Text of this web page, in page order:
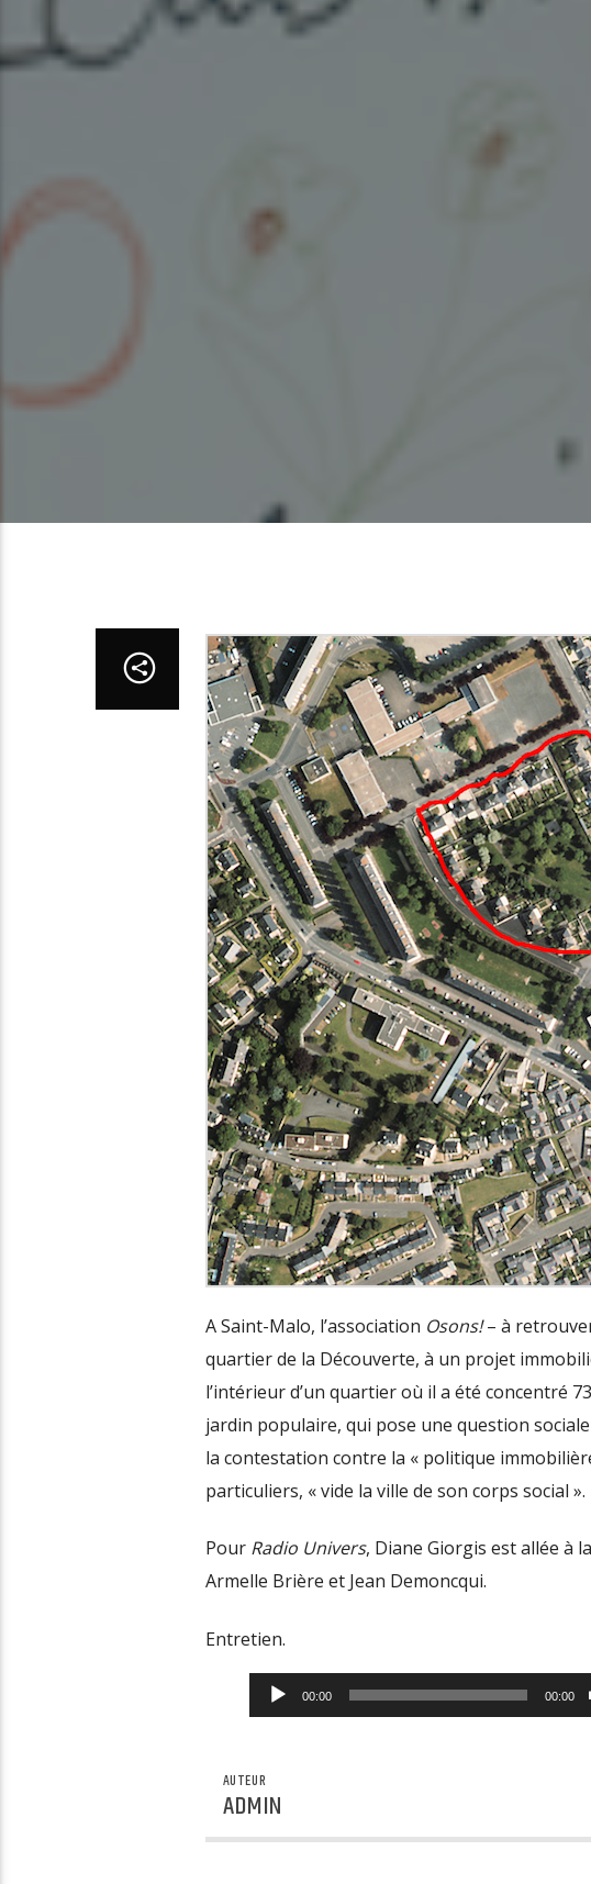
A Saint-Malo, l’association Osons!– à
quartier de la Découverte, à un projet
l’intérieur d’un quartier où il a été concentré
jardin populaire, qui pose une question
la contestation contre la « politique
particuliers, « vide la ville de son corps social ».
Pour Radio Univers, Diane Giorgis est allée à
Armelle Brière et Jean Demoncqui.
Entretien.
Lecteur
audio
00:00 00:00
AUTEUR
ADMIN